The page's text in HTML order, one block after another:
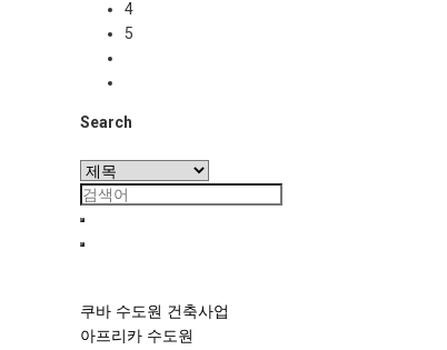
4
5
Search
쿠바 수도원 건축사업
아프리카 수도원